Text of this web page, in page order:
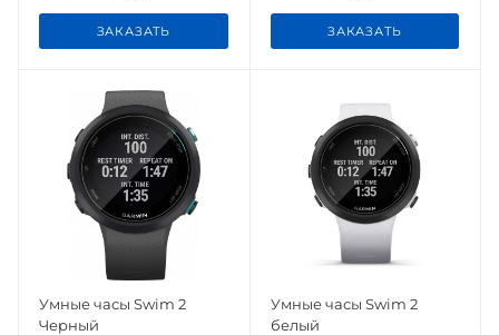
ЗАКАЗАТЬ ЗАКАЗАТЬ
Умные часы Swim 2
Черный
Умные часы Swim 2
белый